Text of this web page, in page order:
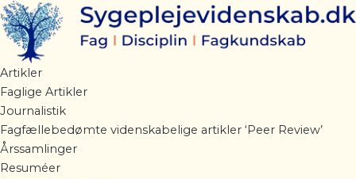
Gå
til
indholdet
Artikler
Faglige Artikler
Journalistik
Fagfællebedømte videnskabelige artikler ‘Peer Review’
Årssamlinger
Resuméer